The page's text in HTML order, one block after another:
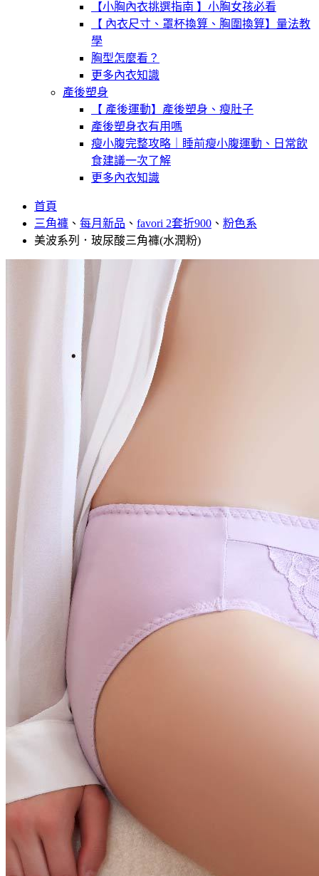
【小胸內衣挑選指南 】小胸女孩必看
【 內衣尺寸、罩杯換算、胸圍換算】量法教
學
胸型怎麼看？
更多內衣知識
產後塑身
【 產後運動】產後塑身、瘦肚子
產後塑身衣有用嗎
瘦小腹完整攻略｜睡前瘦小腹運動、日常飲
食建議一次了解
更多內衣知識
首頁
三角褲 、 每月新品 、 favori 2套折900 、 粉色系
美波系列．玻尿酸三角褲(水潤粉)